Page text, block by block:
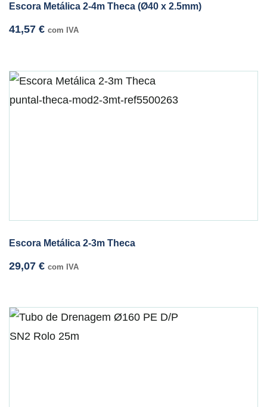
Escora Metálica 2-4m Theca (Ø40 x 2.5mm)
41,57 € com IVA
Escora Metálica 2-3m Theca
29,07 € com IVA